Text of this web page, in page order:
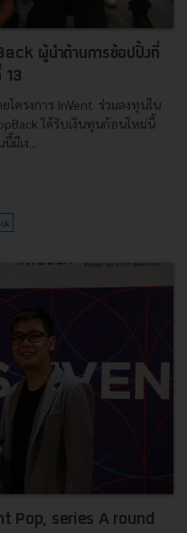
ผู้นำด้านการช้อปปิ้งที่
13
ครงการ InVent ร่วมลงทุนใน
ได้รับเงินทุนก้อนใหม่นี้
เง...
Pop, series A round